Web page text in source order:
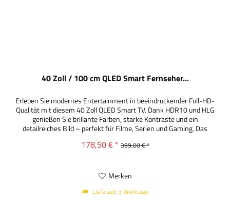
40 Zoll / 100 cm QLED Smart Fernseher...
Erleben Sie modernes Entertainment in beeindruckender Full-HD-
Qualität mit diesem 40 Zoll QLED Smart TV. Dank HDR10 und HLG
genießen Sie brillante Farben, starke Kontraste und ein
detailreiches Bild – perfekt für Filme, Serien und Gaming. Das
Streaming-Dienste wie Netflix, YouTube, Prime Video und Disney+
178,50 € * 399,00 € *
Merken
Lieferzeit 3 Werktage